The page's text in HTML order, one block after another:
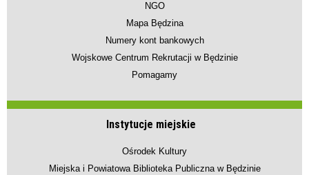
NGO
Mapa Będzina
Numery kont bankowych
Wojskowe Centrum Rekrutacji w Będzinie
Pomagamy
Instytucje miejskie
Ośrodek Kultury
Miejska i Powiatowa Biblioteka Publiczna w Będzinie